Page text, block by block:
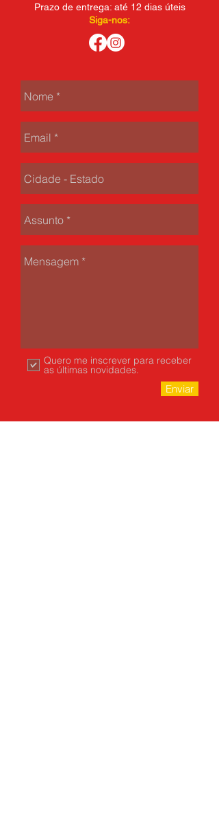
Prazo de entrega: até 12 dias úteis
Siga-nos:
Quero me inscrever para receber
as últimas novidades.
Enviar